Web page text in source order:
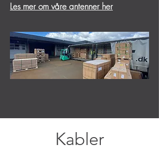
Les mer om våre antenner her
Kabler